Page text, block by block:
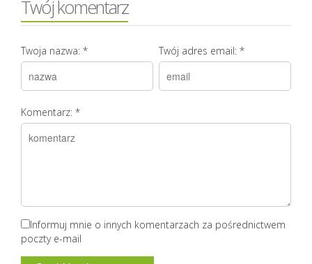
Twój komentarz
Twoja nazwa: * Twój adres email: *
Komentarz: *
Informuj mnie o innych komentarzach za pośrednictwem
poczty e-mail